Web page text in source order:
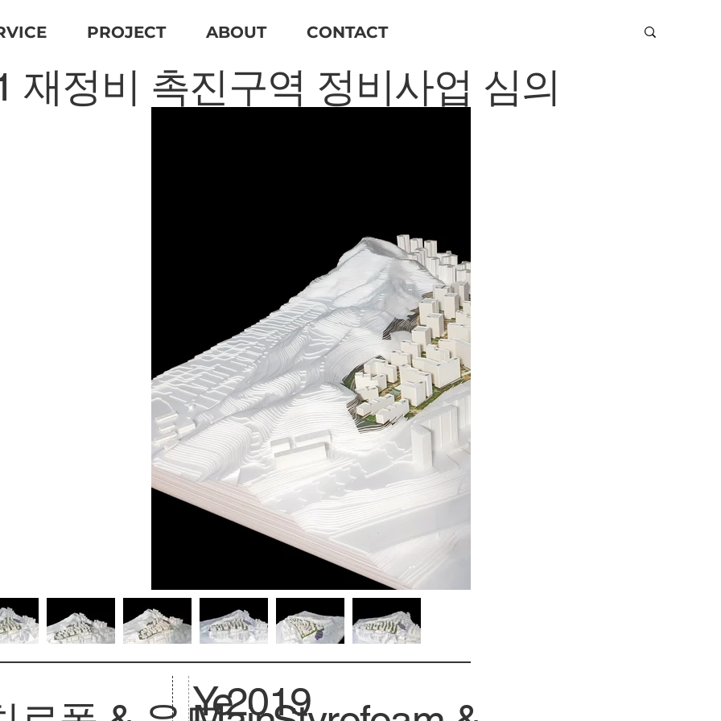
PROJECT ABOUT CONTACT
재정비 촉진구역 정비사업 심의
Ye2019